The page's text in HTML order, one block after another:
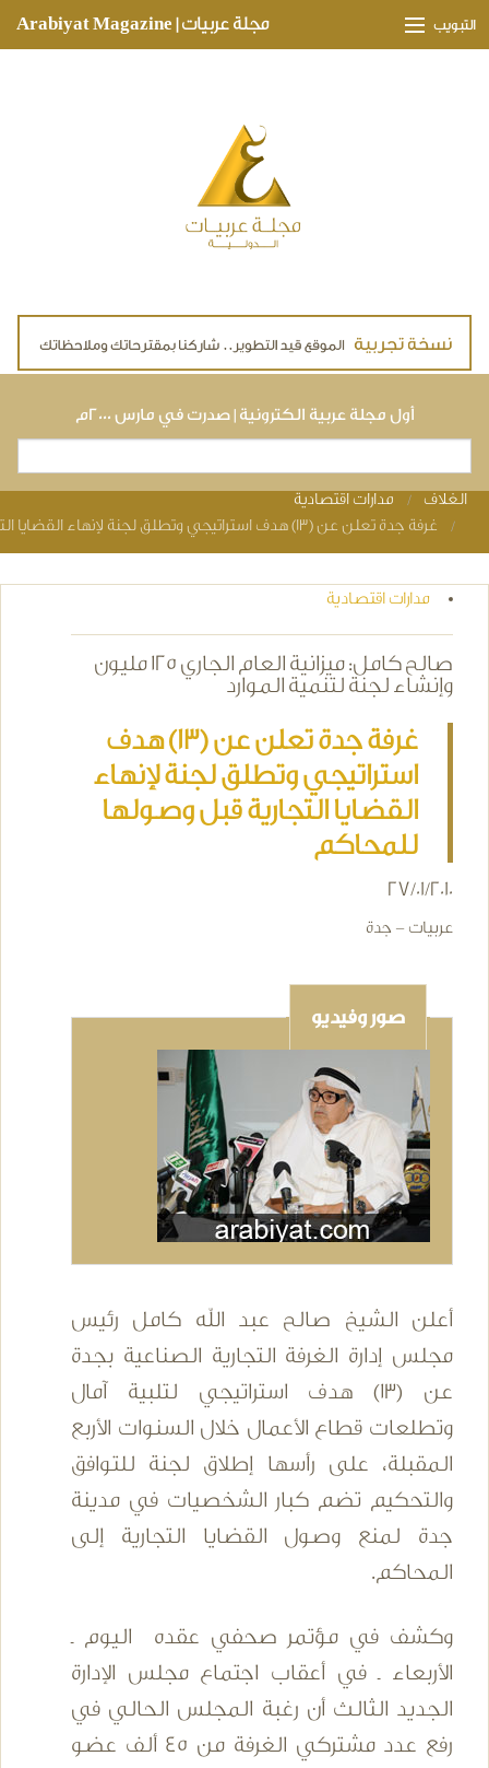
مجلة عربيات | Arabiyat Magazine التبويب
أول مجلة عربية الكترونية | صدرت في مارس ٢٠٠٠م
You are here
الغلاف
مدارات اقتصادية
غرفة جدة تعلن عن (13) هدف استراتيجي وتطلق لجنة لإنهاء القضايا التجارية قبل وصولها للمحاكم
مدارات اقتصادية
صالح كامل: ميزانية العام الجاري 125 مليون
وإنشاء لجنة لتنمية الموارد
غرفة جدة تعلن عن (13) هدف
استراتيجي وتطلق لجنة لإنهاء
القضايا التجارية قبل وصولها
للمحاكم
27/01/2010
عربيات - جدة
صور وفيديو
أعلن الشيخ صالح عبد الله كامل رئيس
مجلس إدارة الغرفة التجارية الصناعية بجدة
عن (13) هدف استراتيجي لتلبية آمال
وتطلعات قطاع الأعمال خلال السنوات الأربع
المقبلة، على رأسها إطلاق لجنة للتوافق
والتحكيم تضم كبار الشخصيات في مدينة
جدة لمنع وصول القضايا التجارية إلى
المحاكم.
وكشف في مؤتمر صحفي عقده اليوم ـ
الأربعاء ـ في أعقاب اجتماع مجلس الإدارة
الجديد الثالث أن رغبة المجلس الحالي في
رفع عدد مشتركي الغرفة من 45 ألف عضو